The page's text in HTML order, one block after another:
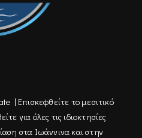
| Επισκεφθείτε τo μεσιτικό
για όλες τις ιδιοκτησίες
στα Ιωάννινα και στην